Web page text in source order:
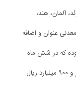
آلمان، هند،
عنوان و اضافه
گذاری صادرات تعاونی ها طی سال جاری ۳۱میلیون دلار بوده که در شش ماه
دو هزار و ۶۵۰ شرکت تعاونی با ۲۱۶ هزار عضو در گیلان فعال است که برای تشکیل این شرکت های تعاونی، دو هزار و ۹۰۰ میلیارد ریال